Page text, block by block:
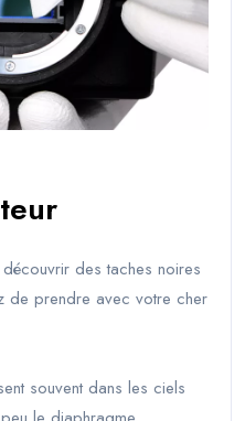
des taches noires
de prendre avec votre cher
souvent dans les ciels